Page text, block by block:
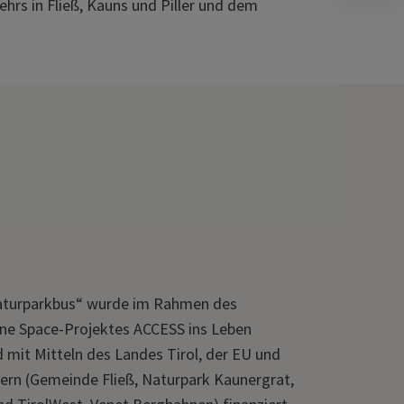
in Fließ, Kauns und Piller und dem
wurde im Rahmen des
Space-Projektes ACCESS ins Leben
mit Mitteln des Landes Tirol, der EU und
(Gemeinde Fließ, Naturpark Kaunergrat,